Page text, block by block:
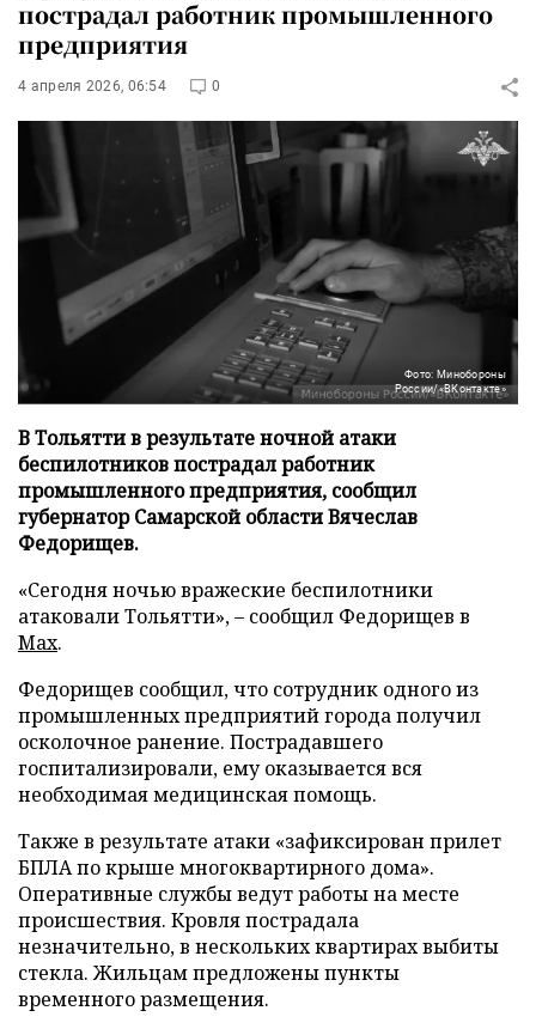
пострадал работник промышленного
предприятия
4 апреля 2026, 06:54 0
Фото: Минобороны
России/«ВКонтакте»
В Тольятти в результате ночной атаки
беспилотников пострадал работник
промышленного предприятия, сообщил
губернатор Самарской области Вячеслав
Федорищев.
«Сегодня ночью вражеские беспилотники
атаковали Тольятти», – сообщил Федорищев в
Max.
Федорищев сообщил, что сотрудник одного из
промышленных предприятий города получил
осколочное ранение. Пострадавшего
госпитализировали, ему оказывается вся
необходимая медицинская помощь.
Также в результате атаки «зафиксирован прилет
БПЛА по крыше многоквартирного дома».
Оперативные службы ведут работы на месте
происшествия. Кровля пострадала
незначительно, в нескольких квартирах выбиты
стекла. Жильцам предложены пункты
временного размещения.